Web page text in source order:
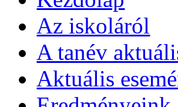
Az iskoláról
A tanév
Aktuális